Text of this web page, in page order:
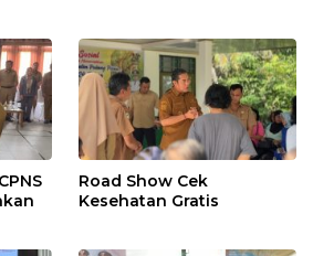
Road Show Cek
Kesehatan Gratis